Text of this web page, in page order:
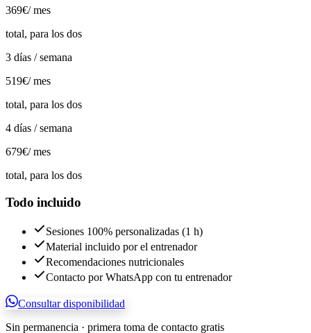
369€/ mes
total, para los dos
3 días / semana
519€/ mes
total, para los dos
4 días / semana
679€/ mes
total, para los dos
Todo incluido
Sesiones 100% personalizadas (1 h)
Material incluido por el entrenador
Recomendaciones nutricionales
Contacto por WhatsApp con tu entrenador
Consultar disponibilidad
Sin permanencia · primera toma de contacto gratis